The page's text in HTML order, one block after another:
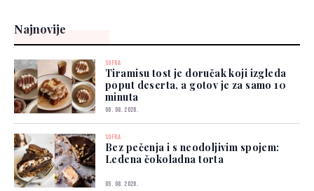
Najnovije
SOFRA
Tiramisu tost je doručak koji izgleda
poput deserta, a gotov je za samo 10
minuta
06. 08. 2026.
SOFRA
Bez pečenja i s neodoljivim spojem:
Ledena čokoladna torta
05. 08. 2026.